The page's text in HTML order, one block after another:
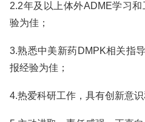
2.2年及以上体外ADME学习
验为佳；
3.熟悉中美新药DMPK相关指
报经验为佳；
4.热爱科研工作，具有创新意识